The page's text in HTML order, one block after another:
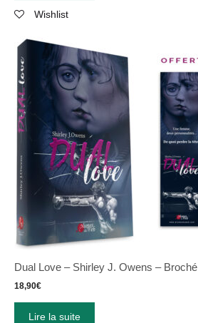
Wishlist
Dual Love – Shirley J. Owens – Broché
18,90€
Lire la suite